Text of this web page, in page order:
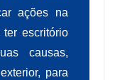
ações na
escritório
causas,
para